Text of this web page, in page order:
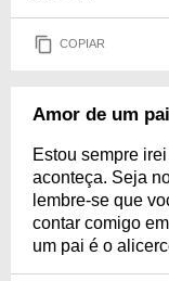
COPIAR
Amor de um pai
Estou sempre
aconteça. Seja
lembre-se que
contar comigo
um pai é o